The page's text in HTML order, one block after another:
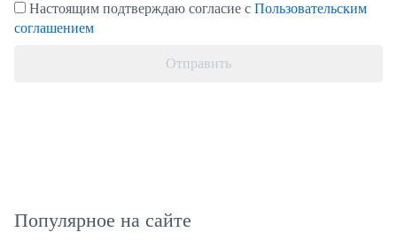
Настоящим подтверждаю согласие с Пользовательским
соглашением
Отправить
Популярное на сайте